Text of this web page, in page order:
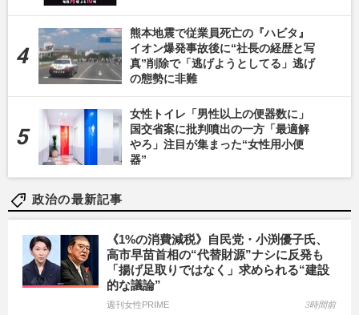
熊本地震で従業員死亡の『ハビタ』
イオン爆発事故後に“社長の経歴と写
真”削除で「逃げようとしてる」逃げ
の態勢に非難
女性トイレ「男性以上の便器数に」
国交省案に批判噴出の一方「最適解
やろ」注目が集まった“女性用小便
器”
政治の最新記事
《1%の消費減税》自民党・小渕優子氏、
高市早苗首相の“代替財源”ナシに反発も
「揚げ足取りではなく」求められる“建設
的な議論”
週刊女性PRIME 3時間前